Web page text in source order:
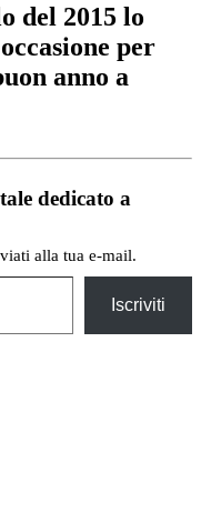
del 2015 lo
per
anno a
dedicato a
alla tua e-mail.
Iscriviti